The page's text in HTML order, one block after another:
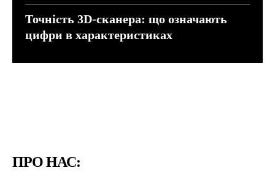
Точність 3D-сканера: що означають
цифри в характеристиках
ПРО НАС: